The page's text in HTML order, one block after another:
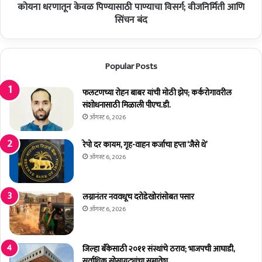
प
त
क
री
र्चा
स
त्र
प
न्न
ण्या
पा
ण्या
चा
स
र्ग
;
ज
नि
र्मि
ती
आ
णि
सिं
कोयना धरणातून केवळ पिण्यासाठी पाण्याचा विसर्ग; वीजनिर्मिती आणि
सिंचन बंद
Popular Posts
फलटणच्या रोहन बाबर यांची मोठी झेप; कर्करोगावरील
संशोधनासाठी मिळाली पीएच.डी.
ऑगस्ट 6, 2026
रेपो दर कायम, गृह-वाहन कर्जाचा हप्ता ‘जैसे थे’
ऑगस्ट 6, 2026
लग्नानंतर नववधूच दरोडेखोरांसोबत पसार
ऑगस्ट 6, 2026
जिल्हा बँकेसाठी २०११ संस्थांचे ठराव; भाजपची आघाडी,